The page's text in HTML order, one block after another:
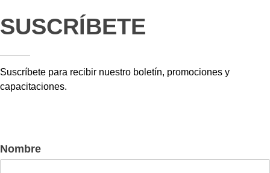
SUSCRÍBETE
Suscríbete para recibir nuestro boletín, promociones y
capacitaciones.
Nombre